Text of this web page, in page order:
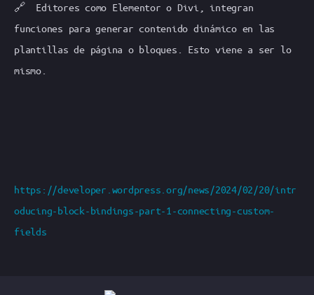
🔗 Editores como Elementor o Divi, integran
funciones para generar contenido dinámico en las
plantillas de página o bloques. Esto viene a ser lo
mismo.
https://developer.wordpress.org/news/2024/02/20/intr
oducing-block-bindings-part-1-connecting-custom-
fields